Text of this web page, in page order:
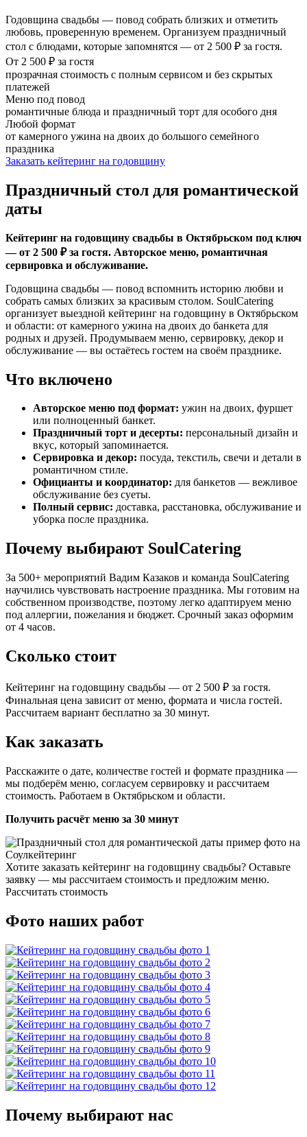
Годовщина свадьбы — повод собрать близких и отметить
любовь, проверенную временем. Организуем праздничный
стол с блюдами, которые запомнятся — от 2 500 ₽ за гостя.
От 2 500 ₽ за гостя
прозрачная стоимость с полным сервисом и без скрытых
платежей
Меню под повод
романтичные блюда и праздничный торт для особого дня
Любой формат
от камерного ужина на двоих до большого семейного
праздника
Заказать кейтеринг на годовщину
Праздничный стол для романтической
даты
Кейтеринг на годовщину свадьбы в Октябрьском под ключ
— от 2 500 ₽ за гостя. Авторское меню, романтичная
сервировка и обслуживание.
Годовщина свадьбы — повод вспомнить историю любви и
собрать самых близких за красивым столом. SoulCatering
организует выездной кейтеринг на годовщину в Октябрьском
и области: от камерного ужина на двоих до банкета для
родных и друзей. Продумываем меню, сервировку, декор и
обслуживание — вы остаётесь гостем на своём празднике.
Что включено
Авторское меню под формат: ужин на двоих, фуршет
или полноценный банкет.
Праздничный торт и десерты: персональный дизайн и
вкус, который запоминается.
Сервировка и декор: посуда, текстиль, свечи и детали в
романтичном стиле.
Официанты и координатор: для банкетов — вежливое
обслуживание без суеты.
Полный сервис: доставка, расстановка, обслуживание и
уборка после праздника.
Почему выбирают SoulCatering
За 500+ мероприятий Вадим Казаков и команда SoulCatering
научились чувствовать настроение праздника. Мы готовим на
собственном производстве, поэтому легко адаптируем меню
под аллергии, пожелания и бюджет. Срочный заказ оформим
от 4 часов.
Сколько стоит
Кейтеринг на годовщину свадьбы — от 2 500 ₽ за гостя.
Финальная цена зависит от меню, формата и числа гостей.
Рассчитаем вариант бесплатно за 30 минут.
Как заказать
Расскажите о дате, количестве гостей и формате праздника —
мы подберём меню, согласуем сервировку и рассчитаем
стоимость. Работаем в Октябрьском и области.
Получить расчёт меню за 30 минут
Хотите заказать кейтеринг на годовщину свадьбы? Оставьте
заявку — мы рассчитаем стоимость и предложим меню.
Рассчитать стоимость
Фото наших работ
Почему выбирают нас